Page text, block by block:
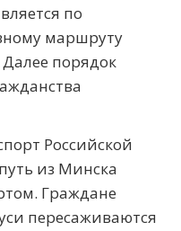
по
маршруту
порядок
Российской
из Минска
Граждане
пересаживаются